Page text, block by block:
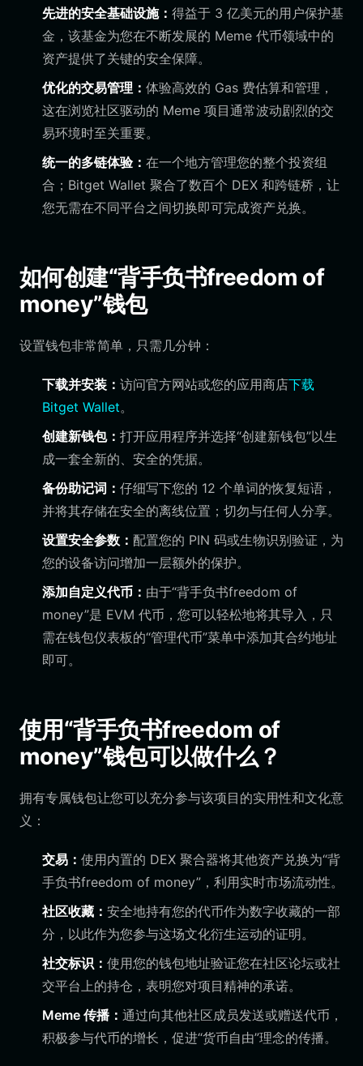
先进的安全基础设施： 得益于 3 亿美元的用户保护基
金，该基金为您在不断发展的 Meme 代币领域中的
资产提供了关键的安全保障。
优化的交易管理： 体验高效的 Gas 费估算和管理，
这在浏览社区驱动的 Meme 项目通常波动剧烈的交
易环境时至关重要。
统一的多链体验： 在一个地方管理您的整个投资组
合；Bitget Wallet 聚合了数百个 DEX 和跨链桥，让
您无需在不同平台之间切换即可完成资产兑换。
如何创建“背手负书freedom of
money”钱包
设置钱包非常简单，只需几分钟：
下载并安装： 访问官方网站或您的应用商店下载
Bitget Wallet。
创建新钱包： 打开应用程序并选择“创建新钱包”以生
成一套全新的、安全的凭据。
备份助记词： 仔细写下您的 12 个单词的恢复短语，
并将其存储在安全的离线位置；切勿与任何人分享。
设置安全参数： 配置您的 PIN 码或生物识别验证，为
您的设备访问增加一层额外的保护。
添加自定义代币： 由于“背手负书freedom of
money”是 EVM 代币，您可以轻松地将其导入，只
需在钱包仪表板的“管理代币”菜单中添加其合约地址
即可。
使用“背手负书freedom of
money”钱包可以做什么？
拥有专属钱包让您可以充分参与该项目的实用性和文化意
义：
交易： 使用内置的 DEX 聚合器将其他资产兑换为“背
手负书freedom of money”，利用实时市场流动性。
社区收藏： 安全地持有您的代币作为数字收藏的一部
分，以此作为您参与这场文化衍生运动的证明。
社交标识： 使用您的钱包地址验证您在社区论坛或社
交平台上的持仓，表明您对项目精神的承诺。
Meme 传播： 通过向其他社区成员发送或赠送代币，
积极参与代币的增长，促进“货币自由”理念的传播。